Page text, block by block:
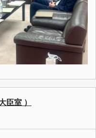
臣室 ）